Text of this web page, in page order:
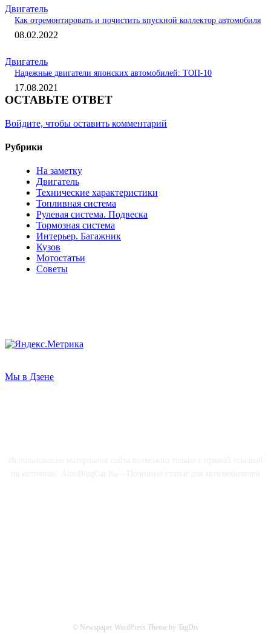
Двигатель
Как отремонтировать и почистить впускной коллектор автомобиля
08.02.2022
Двигатель
Надежные двигатели японских автомобилей: ТОП-10
17.08.2021
ОСТАВЬТЕ ОТВЕТ
Войдите, чтобы оставить комментарий
Рубрики
На заметку
Двигатель
Технические характеристики
Топливная система
Рулевая система. Подвеска
Тормозная система
Интерьер. Багажник
Кузов
Мотостатьи
Советы
Мы в Дзене
© Newspaper WordPress Theme by TagDiv